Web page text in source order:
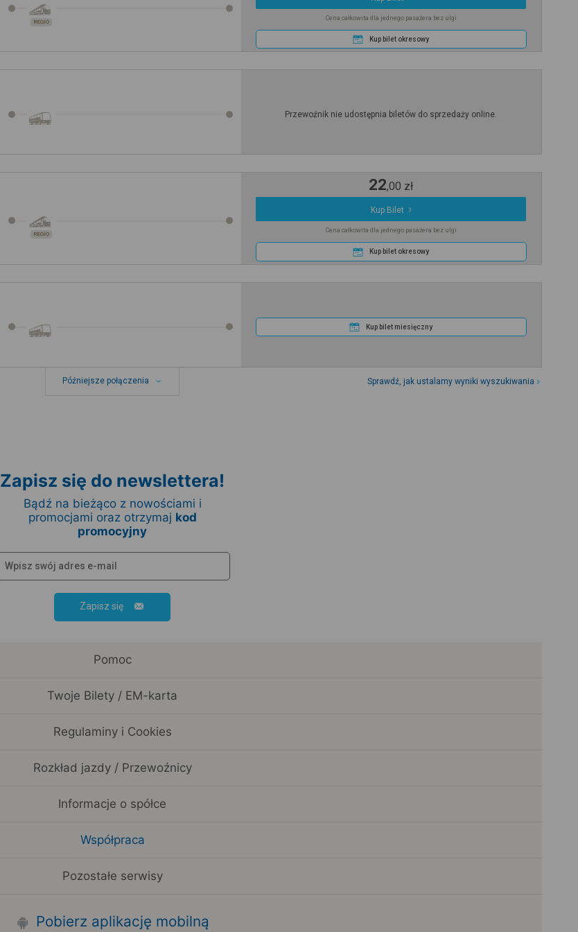
REGIO Cena całkowita dla jednego pasażera bez ulgi
Kup bilet okresowy
Przewoźnik nie udostępnia biletów do sprzedaży online.
REGIO
22,00 zł
Kup Bilet
Cena całkowita dla jednego pasażera bez ulgi
Kup bilet okresowy
Kup bilet miesięczny
Późniejsze połączenia Sprawdź, jak ustalamy wyniki wyszukiwania
Zapisz się do newslettera!
Bądź na bieżąco z nowościami i
promocjami oraz otrzymaj kod
promocyjny
Zapisz się
Pomoc
Twoje Bilety / EM-karta
Regulaminy i Cookies
Rozkład jazdy / Przewoźnicy
Informacje o spółce
Współpraca
Pozostałe serwisy
Pobierz aplikację mobilną